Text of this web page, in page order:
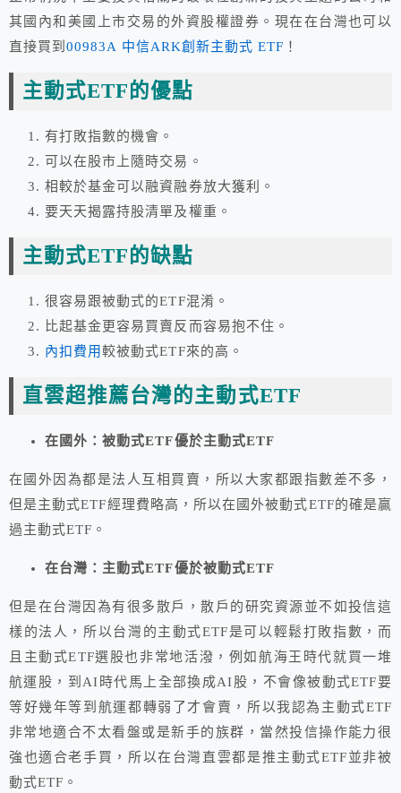
其國內和美國上市交易的外資股權證券。現在在台灣也可以
直接買到00983A 中信ARK創新主動式 ETF ！
主動式ETF的優點
有打敗指數的機會。
可以在股市上隨時交易。
相較於基金可以融資融券放大獲利。
要天天揭露持股清單及權重。
主動式ETF的缺點
很容易跟被動式的ETF混淆。
比起基金更容易買賣反而容易抱不住。
內扣費用較被動式ETF來的高。
直雲超推薦台灣的主動式ETF
在國外：被動式ETF優於主動式ETF
在國外因為都是法人互相買賣，所以大家都跟指數差不多，
但是主動式ETF經理費略高，所以在國外被動式ETF的確是贏
過主動式ETF。
在台灣：主動式ETF優於被動式ETF
但是在台灣因為有很多散戶，散戶的研究資源並不如投信這
樣的法人，所以台灣的主動式ETF是可以輕鬆打敗指數，而
且主動式ETF選股也非常地活潑，例如航海王時代就買一堆
航運股，到AI時代馬上全部換成AI股，不會像被動式ETF要
等好幾年等到航運都轉弱了才會賣，所以我認為主動式ETF
非常地適合不太看盤或是新手的族群，當然投信操作能力很
強也適合老手買，所以在台灣直雲都是推主動式ETF並非被
動式ETF。